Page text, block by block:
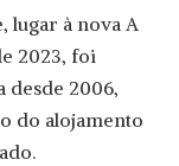
lugar à nova A
2023, foi
desde 2006,
do alojamento